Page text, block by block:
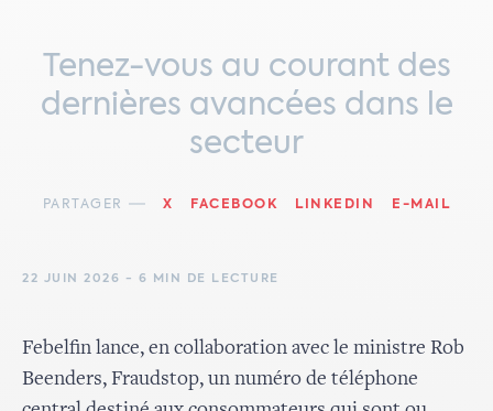
Tenez-vous au courant des
dernières avancées dans le
secteur
PARTAGER X FACEBOOK LINKEDIN E-MAIL
22 JUIN 2026 - 6 MIN DE LECTURE
Febelfin lance, en collaboration avec le ministre Rob
Beenders, Fraudstop, un numéro de téléphone